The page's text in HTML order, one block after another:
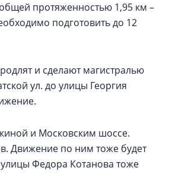
протяженностью 1,95 км –
подготовить до 12
и сделают магистралью
ул. до улицы Георгия
и Московским шоссе.
Движение по ним тоже будет
Федора Котанова тоже